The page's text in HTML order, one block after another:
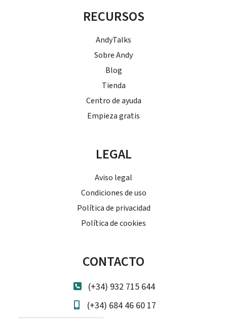
RECURSOS
AndyTalks
Sobre Andy
Blog
Tienda
Centro de ayuda
Empieza gratis
LEGAL
Aviso legal
Condiciones de uso
Política de privacidad
Política de cookies
CONTACTO
(+34) 932 715 644
(+34) 684 46 60 17